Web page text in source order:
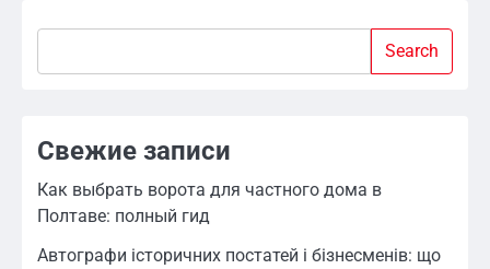
Search
Свежие записи
Как выбрать ворота для частного дома в
Полтаве: полный гид
Автографи історичних постатей і бізнесменів: що